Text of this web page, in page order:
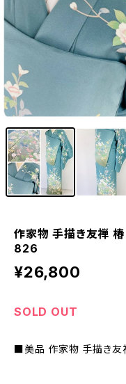
作家物 手描き友禅
826
¥26,800
SOLD OUT
■美品 作家物 手描き友